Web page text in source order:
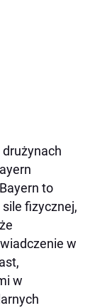
to
sile fizycznej,
w
w